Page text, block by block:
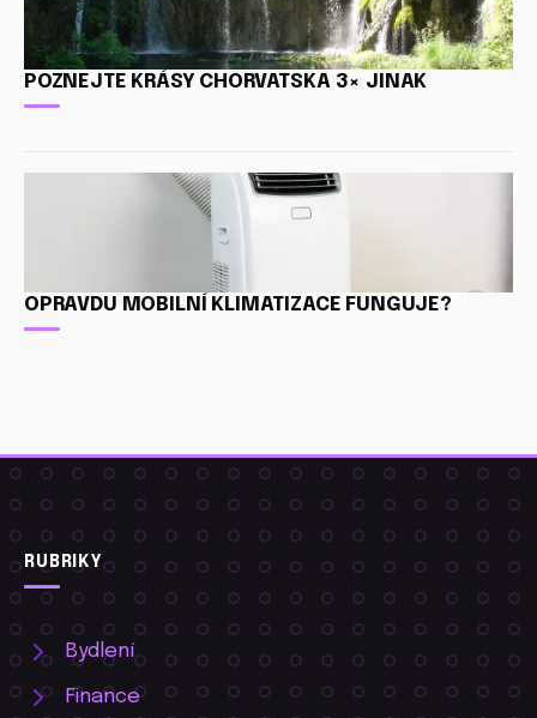
POZNEJTE KRÁSY CHORVATSKA 3× JINAK
OPRAVDU MOBILNÍ KLIMATIZACE FUNGUJE?
RUBRIKY
Bydlení
Finance